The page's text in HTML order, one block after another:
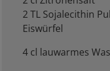
2 TL Sojalecithin
Eiswürfel
4 cl lauwarmes